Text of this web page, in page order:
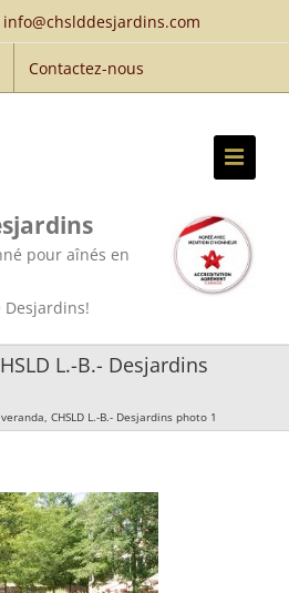
info@chslddesjardins.com
Contactez-nous
pour aînés en
Desjardins!
L.-B.- Desjardins
CHSLD L.-B.- Desjardins photo 1